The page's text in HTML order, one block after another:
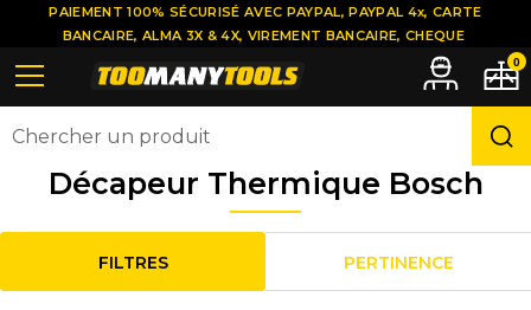
Décapeur Thermique Bosch
FILTRES PERTINENCE
PAIEMENT 100% SÉCURISÉ AVEC PAYPAL, PAYPAL 4x, CARTE
BANCAIRE, ALMA 3X & 4X, VIREMENT BANCAIRE, CHEQUE
0